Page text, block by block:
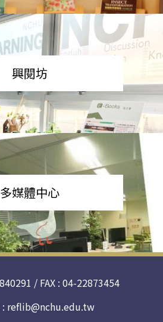
興閱坊
多媒體中心
/ FAX : 04-22873454
reflib@nchu.edu.tw